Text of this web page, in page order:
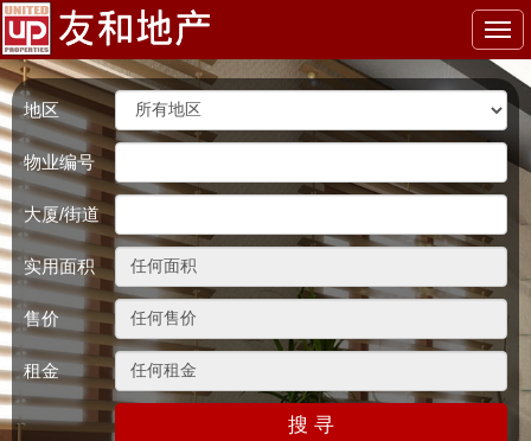
地区
物业编号
大厦/街道
实用面积
售价
租金
搜 寻